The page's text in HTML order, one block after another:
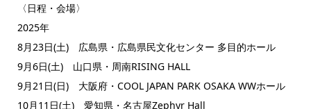
〈日程・会場〉
2025年
8月23日(土) 広島県・広島県民文化センター 多目的ホール
9月6日(土) 山口県・周南RISING HALL
9月21日(日) 大阪府・COOL JAPAN PARK OSAKA WWホール
10月11日(土) 愛知県・名古屋Zephyr Hall